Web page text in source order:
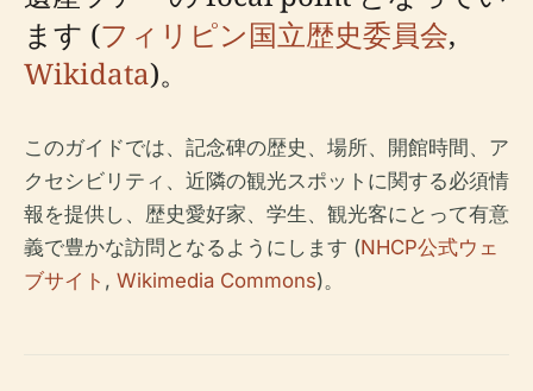
ます (フィリピン国立歴史委員会,
Wikidata)。
このガイドでは、記念碑の歴史、場所、開館時間、ア
クセシビリティ、近隣の観光スポットに関する必須情
報を提供し、歴史愛好家、学生、観光客にとって有意
義で豊かな訪問となるようにします (NHCP公式ウェ
ブサイト , Wikimedia Commons)。